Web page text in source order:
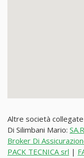
Altre società
Di Silimbani Mario:
Broker Di
PACK TECNICA srl |